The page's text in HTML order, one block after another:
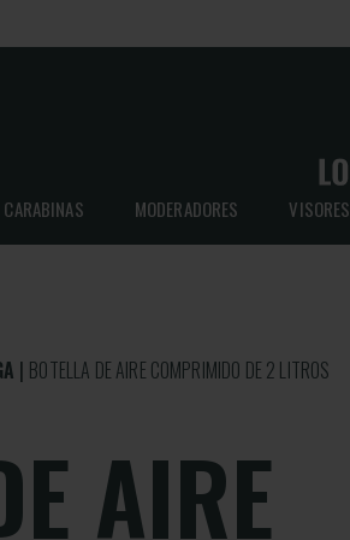
CARABINAS MODERADORES VISORES
BOTELLA DE AIRE COMPRIMIDO DE 2 LITROS
AIRE